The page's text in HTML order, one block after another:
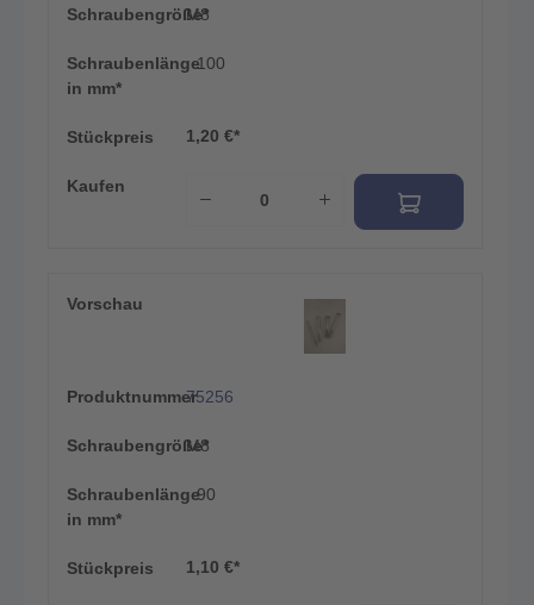
Schraubengröße*
M8
Schraubenlänge
in mm*
100
Stückpreis 1,20 €*
Kaufen
Vorschau
Produktnummer75256
Schraubengröße*
M8
Schraubenlänge
in mm*
90
Stückpreis 1,10 €*